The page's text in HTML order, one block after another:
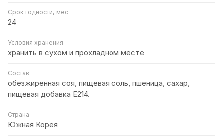
Срок годности, мес
24
Условия хранения
хранить в сухом и прохладном месте
Состав
обезжиренная соя, пищевая соль, пшеница, сахар,
пищевая добавка Е214.
Страна
Южная Корея